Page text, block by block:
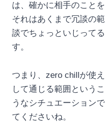
は、確かに相手のこと
それはあくまで冗談の
談でちょっといじって
す。
つまり、zero chillが使
して通じる範囲という
うなシチュエーション
てくださいね。